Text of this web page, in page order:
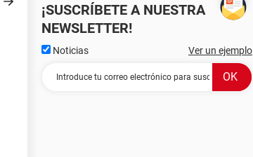
¡SUSCRÍBETE A NUESTRA
NEWSLETTER!
Noticias Ver un ejemplo